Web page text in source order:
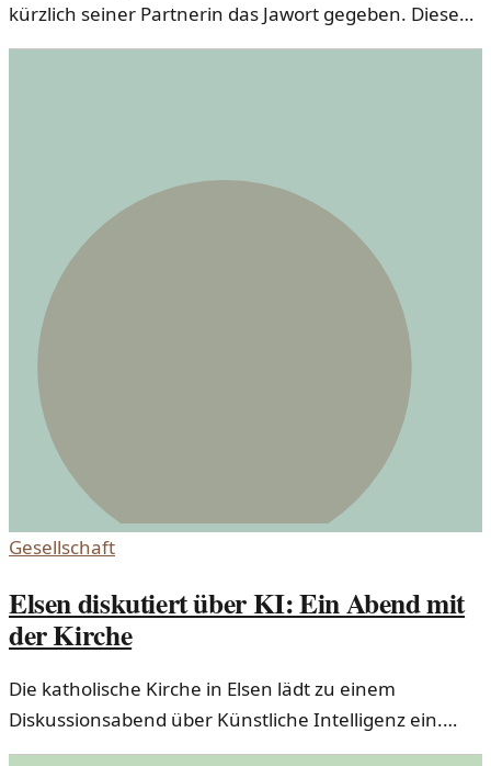
kürzlich seiner Partnerin das Jawort gegeben. Diese
Hochzeit ist mehr als nur eine persönliche Feier – sie
Gesellschaft
Elsen diskutiert über KI: Ein Abend mit
der Kirche
Die katholische Kirche in Elsen lädt zu einem
Diskussionsabend über Künstliche Intelligenz ein.
Experten und Interessierte sind eingeladen, sich